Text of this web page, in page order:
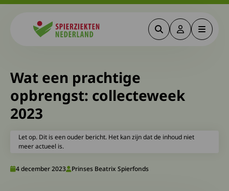
ZoekenDeze link
Menu
Wat een prachtige
opbrengst: collecteweek
2023
Let op. Dit is een ouder bericht. Het kan zijn dat de inhoud niet
meer actueel is.
4 december 2023 Prinses Beatrix Spierfonds